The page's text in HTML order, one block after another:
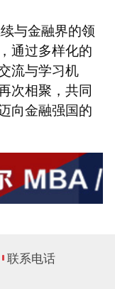
与金融界的领
通过多样化的
流与学习机
次相聚，共同
向金融强国的
联系电话